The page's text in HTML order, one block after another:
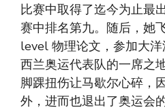
比赛中取得了迄今为止最
赛中排名第九。随后，她
level 物理论文，参加大
西兰奥运代表队的一席之
脚踝扭伤让马歇尔心碎，
外，进而也退出了奥运会